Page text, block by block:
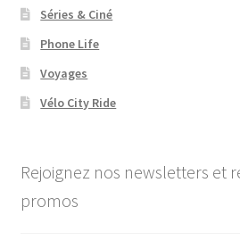
Séries & Ciné
Phone Life
Voyages
Vélo City Ride
Rejoignez nos newsletters et
promos